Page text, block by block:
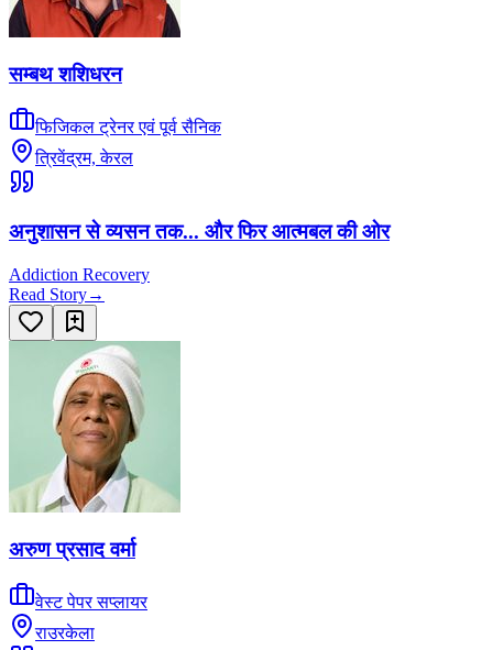
सम्बथ शशिधरन
फिजिकल ट्रेनर एवं पूर्व सैनिक
त्रिवेंद्रम, केरल
अनुशासन से व्यसन तक... और फिर आत्मबल की ओर
Addiction Recovery
Read Story→
अरुण प्रसाद वर्मा
वेस्ट पेपर सप्लायर
राउरकेला